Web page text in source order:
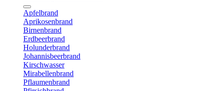
Apfelbrand
Aprikosenbrand
Birnenbrand
Erdbeerbrand
Holunderbrand
Johannisbeerbrand
Kirschwasser
Mirabellenbrand
Pflaumenbrand